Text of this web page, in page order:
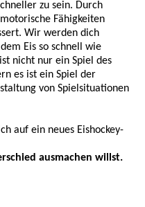
zu sein. Durch
Fähigkeiten
Wir werden dich
Eis so schnell wie
nicht nur ein Spiel des
es ist ein Spiel der
von Spielsituationen
auf ein neues Eishockey-
ausmachen willst.